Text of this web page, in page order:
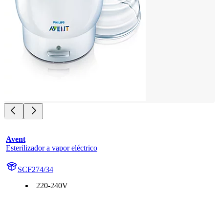
Avent
Esterilizador a vapor eléctrico
SCF274/34
220-240V